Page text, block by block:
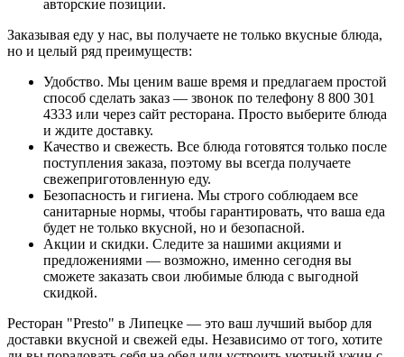
авторские позиции.
Заказывая еду у нас, вы получаете не только вкусные блюда,
но и целый ряд преимуществ:
Удобство. Мы ценим ваше время и предлагаем простой
способ сделать заказ — звонок по телефону 8 800 301
4333 или через сайт ресторана. Просто выберите блюда
и ждите доставку.
Качество и свежесть. Все блюда готовятся только после
поступления заказа, поэтому вы всегда получаете
свежеприготовленную еду.
Безопасность и гигиена. Мы строго соблюдаем все
санитарные нормы, чтобы гарантировать, что ваша еда
будет не только вкусной, но и безопасной.
Акции и скидки. Следите за нашими акциями и
предложениями — возможно, именно сегодня вы
сможете заказать свои любимые блюда с выгодной
скидкой.
Ресторан "Presto" в Липецке — это ваш лучший выбор для
доставки вкусной и свежей еды. Независимо от того, хотите